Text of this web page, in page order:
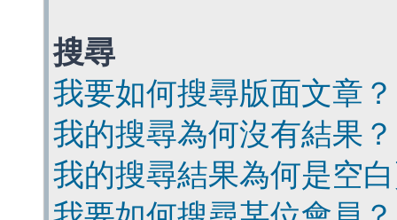
搜尋
我要如何搜尋版面文章？
我的搜尋為何沒有結果？
我的搜尋結果為何是空